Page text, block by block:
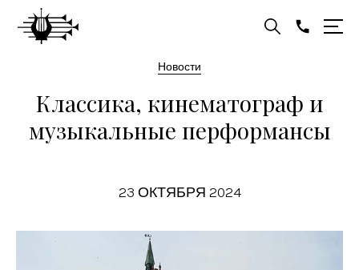
Новости
Классика, кинематограф и
музыкальные перформансы
23 ОКТЯБРЯ 2024